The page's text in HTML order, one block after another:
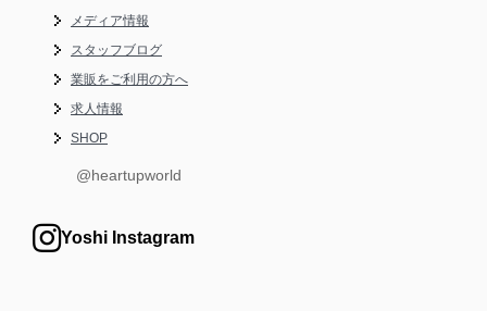
メディア情報
スタッフブログ
業販をご利用の方へ
求人情報
SHOP
@heartupworld
Yoshi Instagram